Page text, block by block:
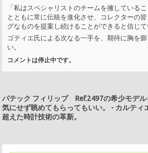
「私はスペシャリストのチームを擁している
とともに常に伝統を進化させ、コレクターの
グなものを提案し続けることができると信じて
ゴティエ氏による次なる一手を、期待に胸を
い。
コメントは停止中です。
パテック フィリップ Ref.2497の希少モデル
気にせず眺めてもらってもいい。
- カルティ
超えた時計技術の革新。